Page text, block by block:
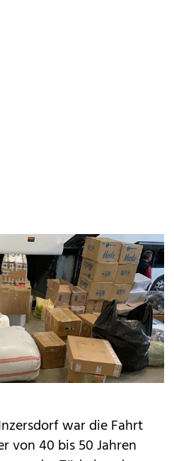
war die Fahrt
von 40 bis 50 Jahren